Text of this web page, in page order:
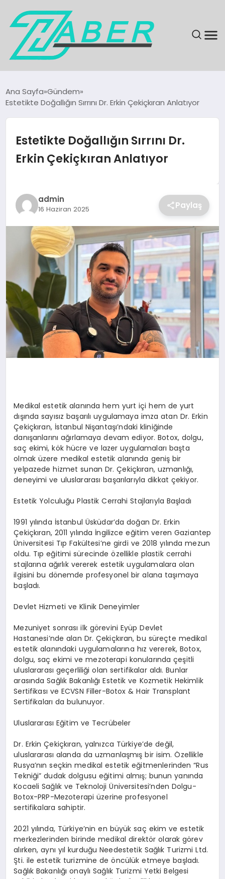
EKONOMI
MAGAZIN
KÜLTÜR & SANAT
SAĞLIK
TEKNOLOJI
Ana Sayfa Gündem
Estetikte Doğallığın Sırrını Dr. Erkin Çekiçkıran Anlatıyor
Estetikte Doğallığın Sırrını Dr.
Erkin Çekiçkıran Anlatıyor
admin
16 Haziran 2025 Paylaş
Medikal estetik alanında hem yurt içi hem de yurt
dışında sayısız başarılı uygulamaya imza atan Dr. Erkin
Çekiçkıran, İstanbul Nişantaşı’ndaki kliniğinde
danışanlarını ağırlamaya devam ediyor. Botox, dolgu,
saç ekimi, kök hücre ve lazer uygulamaları başta
olmak üzere medikal estetik alanında geniş bir
yelpazede hizmet sunan Dr. Çekiçkıran, uzmanlığı,
deneyimi ve uluslararası başarılarıyla dikkat çekiyor.
Estetik Yolculuğu Plastik Cerrahi Stajlarıyla Başladı
1991 yılında İstanbul Üsküdar’da doğan Dr. Erkin
Çekiçkıran, 2011 yılında İngilizce eğitim veren Gaziantep
Üniversitesi Tıp Fakültesi’ne girdi ve 2018 yılında mezun
oldu. Tıp eğitimi sürecinde özellikle plastik cerrahi
stajlarına ağırlık vererek estetik uygulamalara olan
ilgisini bu dönemde profesyonel bir alana taşımaya
başladı.
Devlet Hizmeti ve Klinik Deneyimler
Mezuniyet sonrası ilk görevini Eyüp Devlet
Hastanesi’nde alan Dr. Çekiçkıran, bu süreçte medikal
estetik alanındaki uygulamalarına hız vererek, Botox,
dolgu, saç ekimi ve mezoterapi konularında çeşitli
uluslararası geçerliliği olan sertifikalar aldı. Bunlar
arasında Sağlık Bakanlığı Estetik ve Kozmetik Hekimlik
Sertifikası ve ECVSN Filler-Botox & Hair Transplant
Sertifikaları da bulunuyor.
Uluslararası Eğitim ve Tecrübeler
Dr. Erkin Çekiçkıran, yalnızca Türkiye’de değil,
uluslararası alanda da uzmanlaşmış bir isim. Özellikle
Rusya’nın seçkin medikal estetik eğitmenlerinden “Rus
Tekniği” dudak dolgusu eğitimi almış; bunun yanında
Kocaeli Sağlık ve Teknoloji Üniversitesi’nden Dolgu-
Botox-PRP-Mezoterapi üzerine profesyonel
sertifikalara sahiptir.
2021 yılında, Türkiye’nin en büyük saç ekim ve estetik
merkezlerinden birinde medikal direktör olarak görev
alırken, aynı yıl kurduğu Needestetik Sağlık Turizmi Ltd.
Şti. ile estetik turizmine de öncülük etmeye başladı.
Sağlık Bakanlığı onaylı Sağlık Turizmi Yetki Belgesi